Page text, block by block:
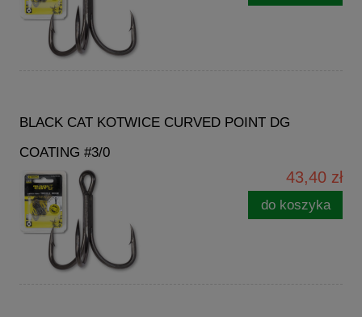
BLACK CAT KOTWICE CURVED POINT DG
COATING #3/0
43,40 zł
do koszyka